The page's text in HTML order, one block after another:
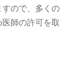
すので、多くの
師の許可を取